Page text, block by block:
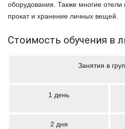
оборудования. Также многие отели
прокат и хранение личных вещей.
Стоимость обучения в
Занятия в
1 день
2 дня